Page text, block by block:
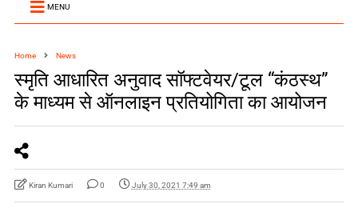
MENU
Home News
स्मृति आधारित अनुवाद सॉफ्टवेयर/टूल “कंठस्थ”
के माध्यम से ऑनलाइन प्रतियोगिता का आयोजन
Kiran Kumari 0 July 30, 2021 7:49 am